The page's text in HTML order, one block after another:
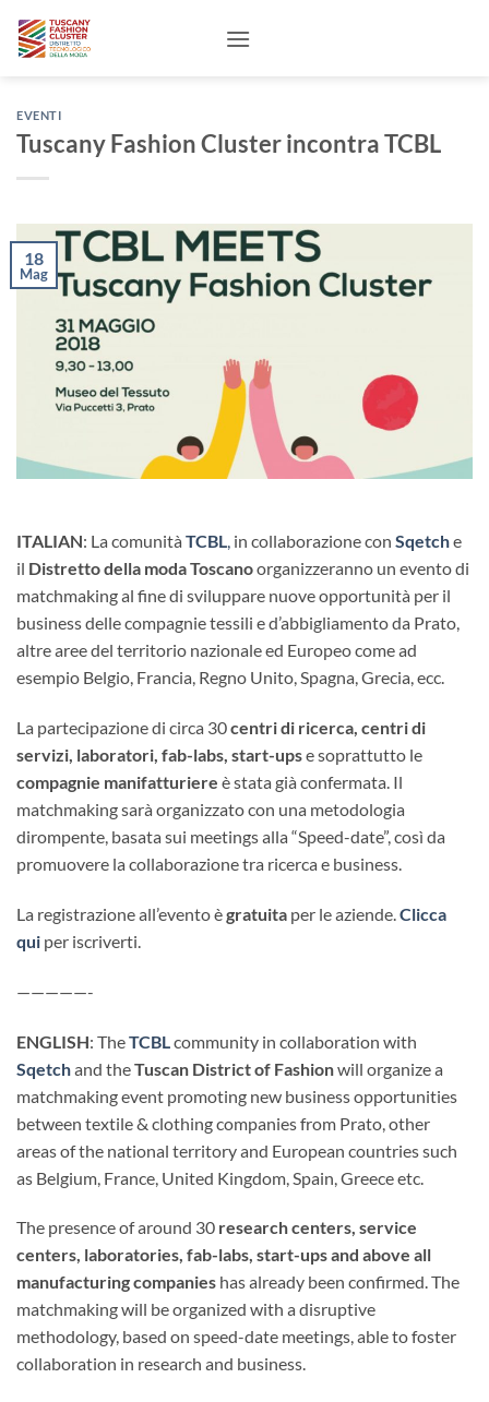
EVENTI
Tuscany Fashion Cluster incontra TCBL
18
Mag
ITALIAN: La comunità TCBL, in collaborazione con Sqetche
il Distretto della moda Toscanoorganizzeranno un evento di
matchmaking al fine di sviluppare nuove opportunità per il
business delle compagnie tessili e d’abbigliamento da Prato,
altre aree del territorio nazionale ed Europeo come ad
esempio Belgio, Francia, Regno Unito, Spagna, Grecia, ecc.
La partecipazione di circa 30centri di ricerca, centri di
servizi, laboratori, fab-labs, start-upse soprattutto le
compagnie manifatturiere è stata già confermata. Il
matchmaking sarà organizzato con una metodologia
dirompente, basata sui meetings alla “Speed-date”, così da
promuovere la collaborazione tra ricerca e business.
La registrazione all’evento ègratuita per le aziende.Clicca
qui per iscriverti.
—————-
ENGLISH: TheTCBL community in collaboration with
Sqetchand theTuscan District of Fashionwill organize a
matchmaking event promoting new business opportunities
between textile & clothing companies from Prato, other
areas of the national territory and European countries such
as Belgium, France, United Kingdom, Spain, Greece etc.
The presence of around 30 research centers, service
centers, laboratories, fab-labs, start-ups and above all
manufacturing companies has already been confirmed. The
matchmaking will be organized with a disruptive
methodology, based on speed-date meetings, able to foster
collaboration in research and business.